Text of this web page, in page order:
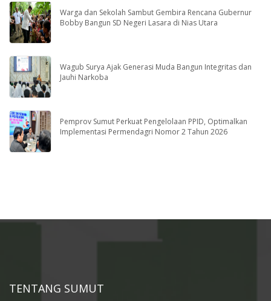
Warga dan Sekolah Sambut Gembira Rencana Gubernur
Bobby Bangun SD Negeri Lasara di Nias Utara
Wagub Surya Ajak Generasi Muda Bangun Integritas dan
Jauhi Narkoba
Pemprov Sumut Perkuat Pengelolaan PPID, Optimalkan
Implementasi Permendagri Nomor 2 Tahun 2026
TENTANG SUMUT